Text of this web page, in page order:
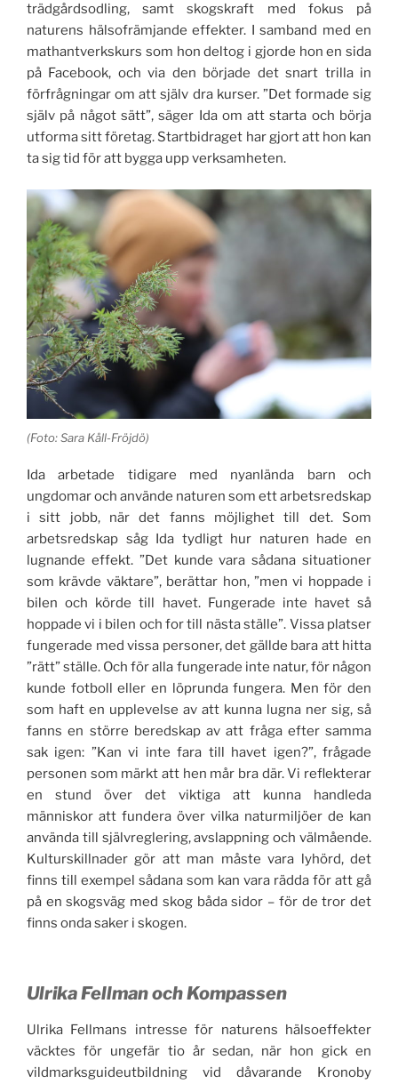
trädgårdsodling, samt skogskraft med fokus på
naturens hälsofrämjande effekter. I samband med en
mathantverkskurs som hon deltog i gjorde hon en sida
på Facebook, och via den började det snart trilla in
förfrågningar om att själv dra kurser. ”Det formade sig
själv på något sätt”, säger Ida om att starta och börja
utforma sitt företag. Startbidraget har gjort att hon kan
ta sig tid för att bygga upp verksamheten.
(Foto: Sara Kåll-Fröjdö)
Ida arbetade tidigare med nyanlända barn och
ungdomar och använde naturen som ett arbetsredskap
i sitt jobb, när det fanns möjlighet till det. Som
arbetsredskap såg Ida tydligt hur naturen hade en
lugnande effekt. ”Det kunde vara sådana situationer
som krävde väktare”, berättar hon, ”men vi hoppade i
bilen och körde till havet. Fungerade inte havet så
hoppade vi i bilen och for till nästa ställe”. Vissa platser
fungerade med vissa personer, det gällde bara att hitta
”rätt” ställe. Och för alla fungerade inte natur, för någon
kunde fotboll eller en löprunda fungera. Men för den
som haft en upplevelse av att kunna lugna ner sig, så
fanns en större beredskap av att fråga efter samma
sak igen: ”Kan vi inte fara till havet igen?”, frågade
personen som märkt att hen mår bra där. Vi reflekterar
en stund över det viktiga att kunna handleda
människor att fundera över vilka naturmiljöer de kan
använda till självreglering, avslappning och välmående.
Kulturskillnader gör att man måste vara lyhörd, det
finns till exempel sådana som kan vara rädda för att gå
på en skogsväg med skog båda sidor – för de tror det
finns onda saker i skogen.
Ulrika Fellman och Kompassen
Ulrika Fellmans intresse för naturens hälsoeffekter
väcktes för ungefär tio år sedan, när hon gick en
vildmarksguideutbildning vid dåvarande Kronoby